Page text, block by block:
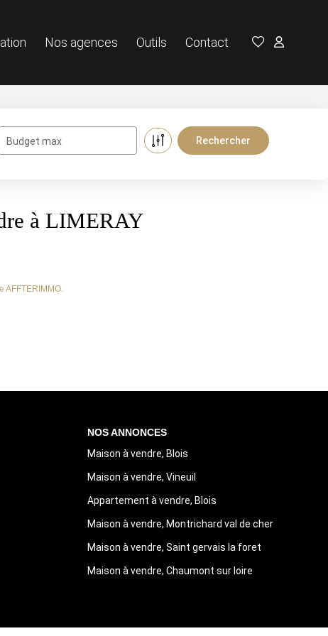
Nos agences Outils Contact
Budget max
à LIMERAY
NOS ANNONCES
Maison à vendre, Blois
Maison à vendre, Vineuil
Appartement à vendre, Blois
Maison à vendre, Montrichard val de cher
Maison à vendre, Saint gervais la foret
Maison à vendre, Chaumont sur loire